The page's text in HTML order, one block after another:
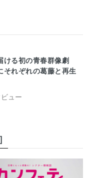
ュー
ける初の青春群像劇
それぞれの葛藤と再生